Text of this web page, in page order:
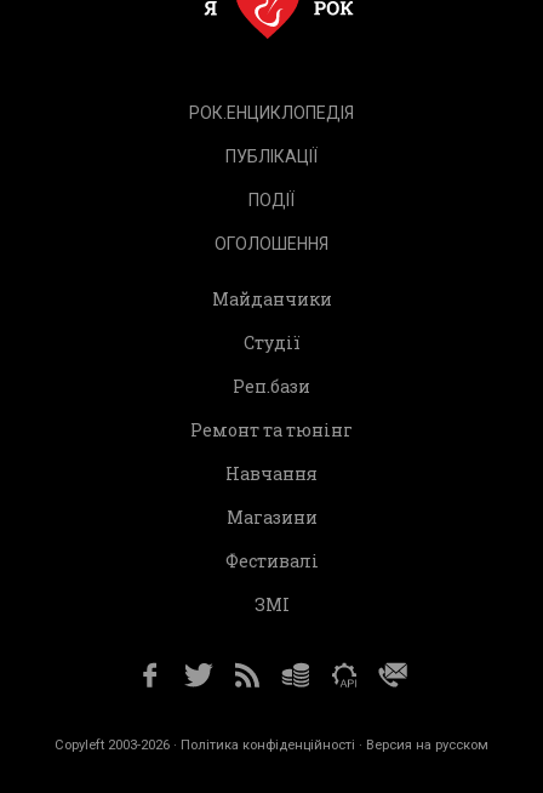
РОК.ЕНЦИКЛОПЕДІЯ
ПУБЛІКАЦІЇ
ПОДІЇ
ОГОЛОШЕННЯ
Майданчики
Студії
Реп.бази
Ремонт та тюнінг
Навчання
Магазини
Фестивалі
ЗМІ
Copyleft 2003-2026 · Політика конфіденційності · Версия на русском